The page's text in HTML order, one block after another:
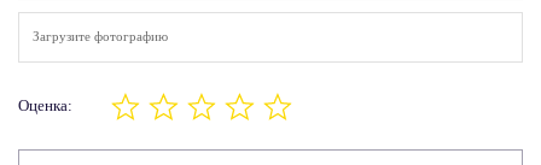
Загрузите фотографию
Оценка: